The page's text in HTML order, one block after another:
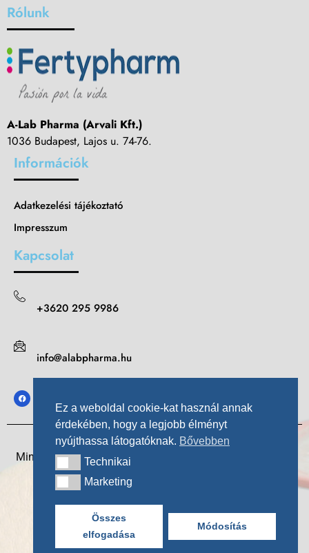
Ez a weboldal cookie-kat használ annak
érdekében, hogy a legjobb élményt
nyújthassa látogatóknak. Bővebben
TechnikaiTechnikai
MarketingMarketing
Összes
elfogadása
Módosítás
Rólunk
A-Lab Pharma (Arvali Kft.)
1036 Budapest, Lajos u. 74-76.
Információk
Adatkezelési tájékoztató
Impresszum
Kapcsolat
+3620 295 9986
info@alabpharma.hu
Minden jog fenntartva © 2026 A-Lab Pharma (Arvali Kft.)